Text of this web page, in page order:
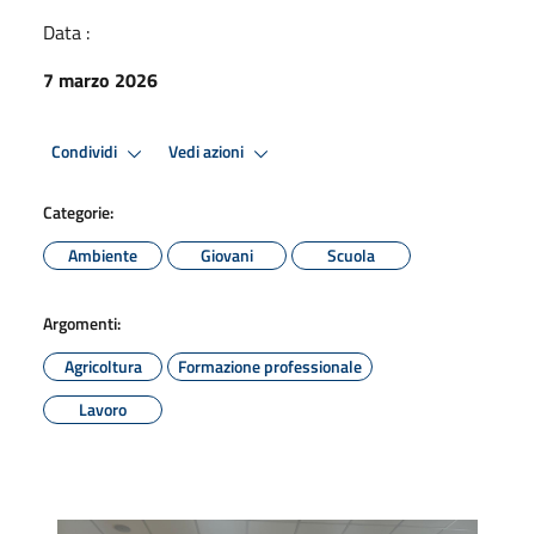
Data :
7 marzo 2026
Condividi Vedi azioni
Categorie:
Ambiente
Giovani Scuola
Argomenti:
Agricoltura
Formazione professionale
Lavoro